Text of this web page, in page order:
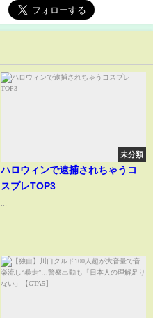
未分類
ハロウィンで逮捕されちゃうコ
スプレTOP3